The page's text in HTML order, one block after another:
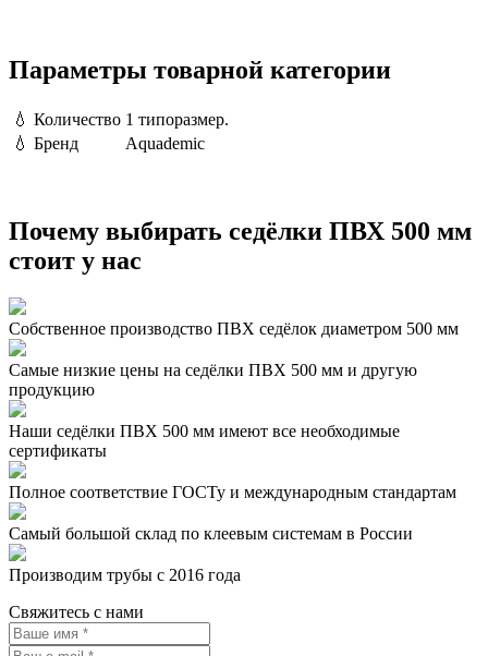
Параметры товарной категории
💧 Количество 1 типоразмер.
💧 Бренд Aquademic
Почему выбирать седёлки ПВХ 500 мм
стоит у нас
Собственное производство ПВХ седёлок диаметром 500 мм
Самые низкие цены на седёлки ПВХ 500 мм и другую
продукцию
Наши седёлки ПВХ 500 мм имеют все необходимые
сертификаты
Полное соответствие ГОСТу и международным стандартам
Самый большой склад по клеевым системам в России
Производим трубы с 2016 года
Свяжитесь с нами